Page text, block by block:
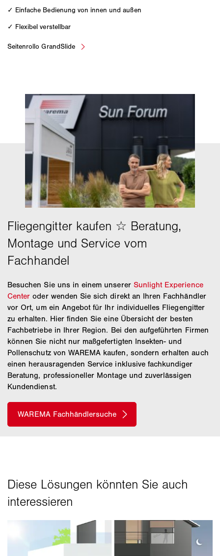
✓ Einfache Bedienung von innen und außen
✓ Flexibel verstellbar
Besuchen Sie uns in einem unserer Sunlight Experience
Center oder wenden Sie sich direkt an Ihren Fachhändler
vor Ort, um ein Angebot für Ihr individuelles Fliegengitter
zu erhalten. Hier finden Sie eine Übersicht der besten
Fachbetriebe in Ihrer Region. Bei den aufgeführten Firmen
können Sie nicht nur maßgefertigten Insekten- und
Pollenschutz von WAREMA kaufen, sondern erhalten auch
einen herausragenden Service inklusive fachkundiger
Beratung, professioneller Montage und zuverlässigen
Kundendienst.